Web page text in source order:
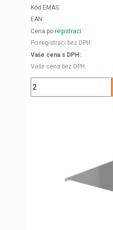
Kód EMAS
EAN
Cena po registraci
Po registraci bez DPH
Vaše cena s DPH
Vaše cena bez DPH